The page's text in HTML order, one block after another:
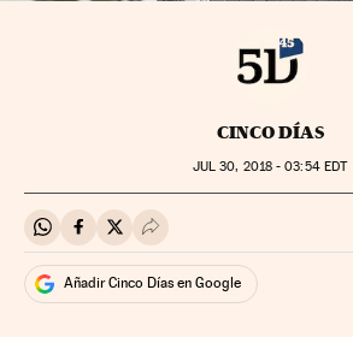
CINCO DÍAS
JUL 30, 2018 - 03:54EDT
Compartir en Whatsapp
Compartir en Facebook
Compartir en Twitter
Desplegar Redes Sociales
Añadir Cinco Días en Google